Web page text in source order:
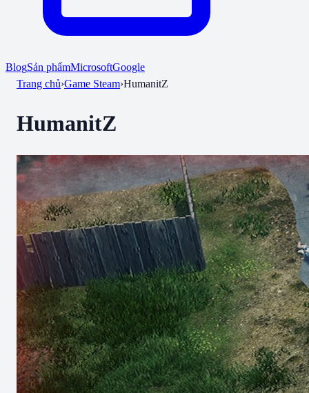
BlogSản phẩmMicrosoftGoogle
Trang chủ›Game Steam›HumanitZ
HumanitZ